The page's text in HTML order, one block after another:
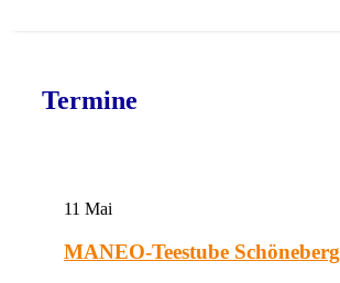
Termine
11 Mai
MANEO-Teestube Schöneberg